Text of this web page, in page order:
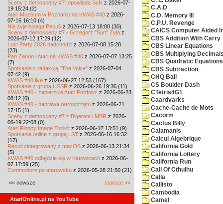
Sceny z demosceny #7: opowiada SuN z 2026-07-
19 15:24 (2)
Atari Muzeum w Poznaniu na KWAS #40 z 2026-
07-16 16:10 (4)
Nie żyje kolega Pecuś z 2026-07-13 18:00 (30)
Sceny z demosceny #7 - Grzegorz "Sun" Żyła z
2026-07-12 17:29 (12)
Lost Party 2026 nadchodzi z 2026-07-08 15:28
(23)
Pan Zenon i Atari na KWAS #40 z 2026-07-07 13:25
(7)
Spotkanie z redakcją "The Voice" z 2026-07-04
07:42 (9)
KWAS #40 live z 2026-06-27 12:53 (167)
Spotkanie z grupą USSR z 2026-06-26 19:36 (11)
KWAS #40 - zabierzcie Atari Portfolio! z 2026-06-23
08:12 (0)
KWAS #40 - naprawa retrosprzętu z 2026-06-21
17:15 (1)
Sceny z demosceny #7 z Bigerem i MBR z 2026-
06-19 22:08 (0)
Atari Floppy Image Toolkit z 2026-06-17 13:51 (9)
Spotkanie online z grupą LST z 2026-06-16 16:32
(17)
Recoil zintegrowany z macOS z 2026-06-13 21:34
(5)
KWAS #40 odbędzie się w Katowicach z 2026-06-
07 17:59 (25)
Commodore po atarowsku z 2026-05-28 21:50 (21)
«« nowsze starsze »»
AtariOnline.pl na YouTube
C.A.D
C.D. Memory III
C.P.U. Revenge
CAICS Computer Aided
CBS Addition With Carry
CBS Linear Equations
CBS Multiplying
CBS Quadratic Equations
CBS Subtraction
CHQ Ball
CS Boulder Dash
CTetris4G1
Caardvarks
Cache-Cache de Mots
Cacorm
Cactus Billy
Calamanis
Calcul Algebrique
California Gold
California Lottery
California Run
Call Of Cthulhu
Calla
Callisto
Cambodia
Camel